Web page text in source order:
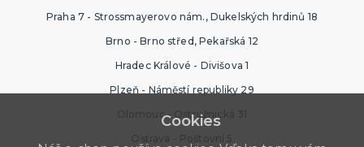
Praha 7 - Strossmayerovo nám., Dukelských hrdinů 18
Brno - Brno střed, Pekařská 12
Hradec Králové - Divišova 1
Plzeň - Náměstí republiky 29
Olomouc - Ostružnická 31
Ostrava - Poštovní 5
Cookies